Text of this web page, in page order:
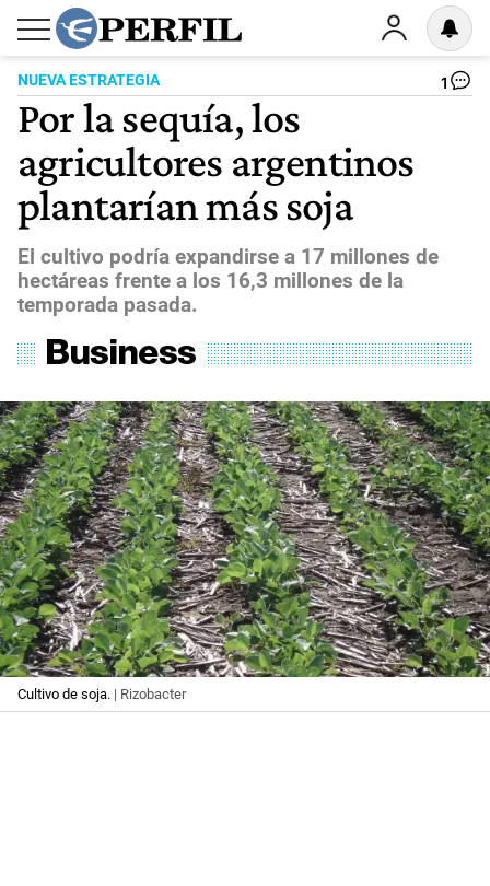
NUEVA ESTRATEGIA 1
Por la sequía, los
agricultores argentinos
plantarían más soja
El cultivo podría expandirse a 17 millones de
hectáreas frente a los 16,3 millones de la
temporada pasada.
Cultivo de soja. | Rizobacter